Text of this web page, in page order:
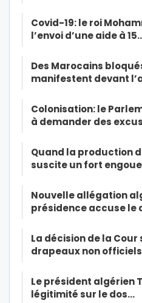
Covid-19: le roi
l’envoi d’une aide à
Des Marocains
manifestent devant
Colonisation: le
à demander des
Quand la production
suscite un fort
Nouvelle allégation
présidence accuse le
La décision de la
drapeaux non
Le président algérien
légitimité sur le dos…